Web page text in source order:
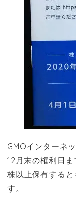
GMOインターネ
12月末の権利日
株以上保有する
す。